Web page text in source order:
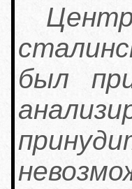
был